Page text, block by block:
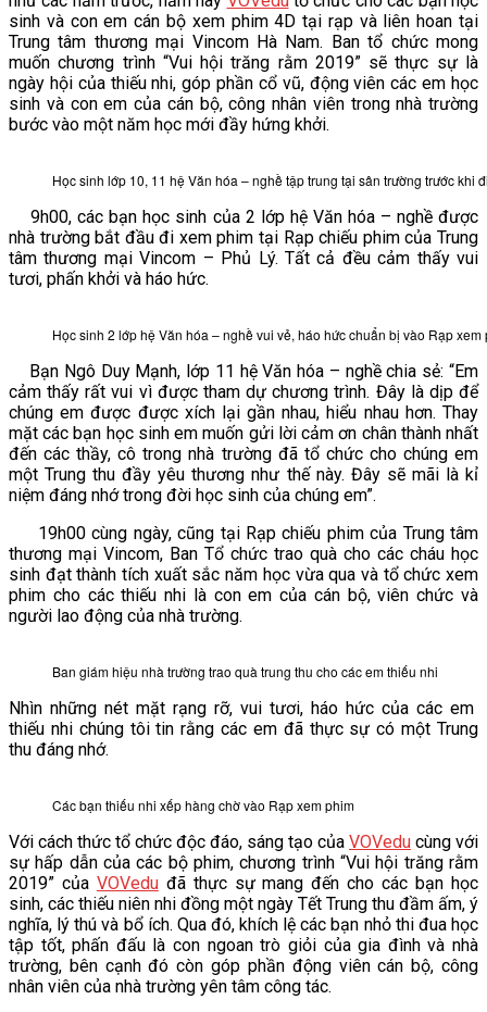
VĂN BẢN
THƯ VIỆN
sinh và con em cán bộ xem phim 4D tại rạp và liên hoan tại
Trung tâm thương mại Vincom Hà Nam. Ban tổ chức mong
muốn chương trình “Vui hội trăng rằm 2019” sẽ thực sự là
ngày hội của thiếu nhi, góp phần cổ vũ, động viên các em học
sinh và con em của cán bộ, công nhân viên trong nhà trường
bước vào một năm học mới đầy hứng khởi.
Học sinh lớp 10, 11 hệ Văn hóa – nghề tập trung tại sân trường trước khi
9h00, các bạn học sinh của 2 lớp hệ Văn hóa – nghề được
nhà trường bắt đầu đi xem phim tại Rạp chiếu phim của Trung
tâm thương mại Vincom – Phủ Lý. Tất cả đều cảm thấy vui
tươi, phấn khởi và háo hức.
Học sinh 2 lớp hệ Văn hóa – nghề vui vẻ, háo hức chuẩn bị vào Rạp xem
Bạn Ngô Duy Mạnh, lớp 11 hệ Văn hóa – nghề chia sẻ: “Em
cảm thấy rất vui vì được tham dự chương trình. Đây là dịp để
chúng em được được xích lại gần nhau, hiểu nhau hơn. Thay
mặt các bạn học sinh em muốn gửi lời cảm ơn chân thành nhất
đến các thầy, cô trong nhà trường đã tổ chức cho chúng em
một Trung thu đầy yêu thương như thế này. Đây sẽ mãi là kỉ
niệm đáng nhớ trong đời học sinh của chúng em”.
19h00 cùng ngày, cũng tại Rạp chiếu phim của Trung tâm
thương mại Vincom, Ban Tổ chức trao quà cho các cháu học
sinh đạt thành tích xuất sắc năm học vừa qua và tổ chức xem
phim cho các thiếu nhi là con em của cán bộ, viên chức và
người lao động của nhà trường.
Ban giám hiệu nhà trường trao quà trung thu cho các em thiếu nhi
Nhìn những nét mặt rạng rỡ, vui tươi, háo hức của các em
thiếu nhi chúng tôi tin rằng các em đã thực sự có một Trung
thu đáng nhớ.
Các bạn thiếu nhi xếp hàng chờ vào Rạp xem phim
Với cách thức tổ chức độc đáo, sáng tạo của VOVedu cùng với
sự hấp dẫn của các bộ phim, chương trình “Vui hội trăng rằm
2019” của VOVeduđã thực sự mang đến cho các bạn học
sinh, các thiếu niên nhi đồng một ngày Tết Trung thu đầm ấm, ý
nghĩa, lý thú và bổ ích. Qua đó, khích lệ các bạn nhỏ thi đua học
tập tốt, phấn đấu là con ngoan trò giỏi của gia đình và nhà
trường, bên cạnh đó còn góp phần động viên cán bộ, công
nhân viên của nhà trường yên tâm công tác.